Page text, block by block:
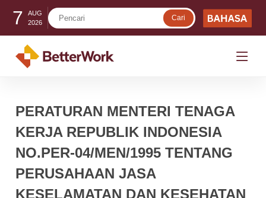
7
AUG
2026
PERATURAN MENTERI TENAGA
KERJA REPUBLIK INDONESIA
NO.PER-04/MEN/1995 TENTANG
PERUSAHAAN JASA
KESELAMATAN DAN KESEHATAN